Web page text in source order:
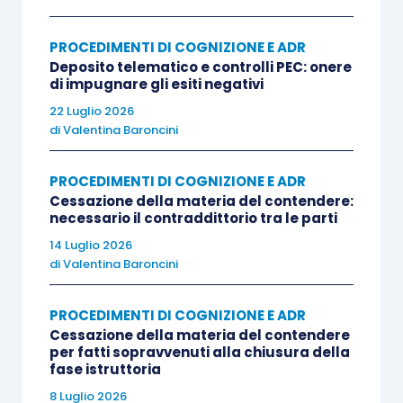
dalle parti, poiché «l’accertamento della nullità
afferisce a un diritto autodeterminato».
[1] Le su menzionate sezioni unite hanno chiarito
che «il giudice, innanzi al quale sia proposta una
domanda di accertamento della nullità negoziale,
causa di nullità, ancorché diversa da quella
originariamente dedotta dalla parte con la
domanda introduttiva» (Cass. sez. un., 12
dicembre 2014, n. 26242, su cui v. anche in
questo Notiziario, il Focus
rilevabilità d’ufficio
PROCEDIMENTI DI COGNIZIONE E ADR
Deposito telematico e controlli PEC: onere
di impugnare gli esiti negativi
22 Luglio 2026
diValentina Baroncini
PROCEDIMENTI DI COGNIZIONE E ADR
Cessazione della materia del contendere:
necessario il contraddittorio tra le parti
14 Luglio 2026
diValentina Baroncini
PROCEDIMENTI DI COGNIZIONE E ADR
Cessazione della materia del contendere
per fatti sopravvenuti alla chiusura della
fase istruttoria
8 Luglio 2026